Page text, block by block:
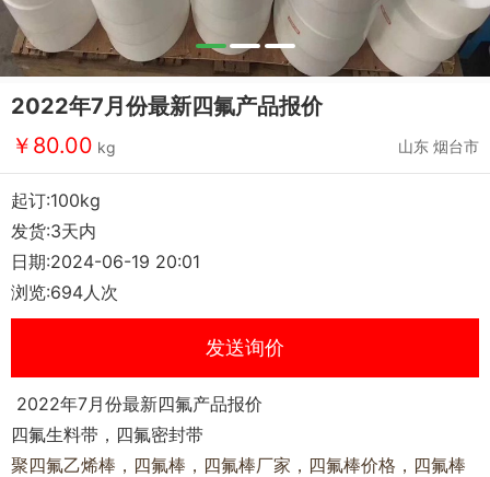
2022年7月份最新四氟产品报价
￥80.00 kg 山东 烟台市
起订:100kg
发货:3天内
日期:2024-06-19 20:01
浏览:694人次
发送询价
2022年7月份最新四氟产品报价
四氟生料带，四氟密封带
聚四氟乙烯棒，四氟棒，四氟棒厂家，四氟棒价格，四氟棒